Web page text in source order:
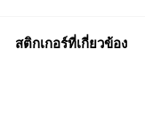
สติกเกอร์ที่เกี่ยวข้อง